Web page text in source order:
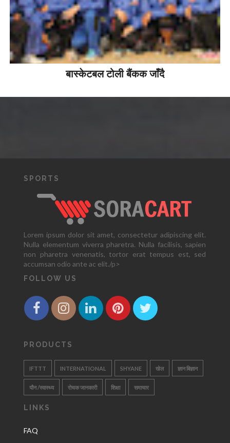
बास्केटबल टोली बैंकक जाँदै
SPORTS
Lorem ipsum dolor sit amet, consectetur adipiscing elit.
Nulla elementum viverra pharetra. Nulla facilisis, sapien
non pharetra venenatis, tortor erat tempus est, sed
accumsan odio ante ac elit./p>
FOLLOW US
PRODUCTS
IFTTT INTERNATIONAL SHYANE खेल ज्ञान बिज्ञान
यौन /स्वास्थ्य रोचक जानकारी शिक्षा समाचार
LINKS
FAQ